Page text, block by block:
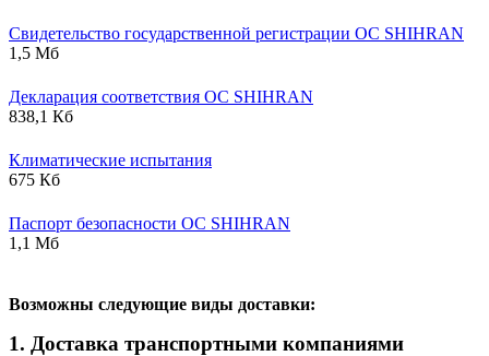
Свидетельство государственной регистрации ОС SHIHRAN
1,5 Мб
Декларация соответствия ОС SHIHRAN
838,1 Кб
Климатические испытания
675 Кб
Паспорт безопасности ОС SHIHRAN
1,1 Мб
Возможны следующие виды доставки:
1. Доставка транспортными компаниями